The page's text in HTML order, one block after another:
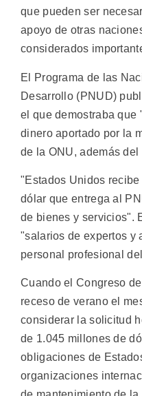
que pueden ser
apoyo de otras
considerados
El Programa de las
Desarrollo (PNUD)
el que demostraba que
dinero aportado por la
de la ONU, además
"Estados Unidos
dólar que entrega al
de bienes y servicios".
"salarios de expertos y
personal profesional
Cuando el Congreso
receso de verano el
considerar la solicitud
de 1.045 millones de
obligaciones de
organizaciones